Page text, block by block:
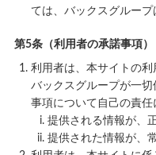
ては、バックスグループ
第5条（利用者の承諾事項）
利用者は、本サイトの
バックスグループが一
事項について自己の責任
提供される情報が、
提供された情報が、